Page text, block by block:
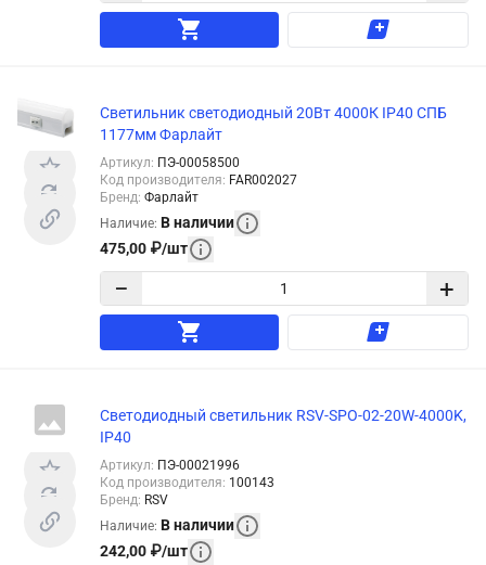
Светильник светодиодный 20Вт 4000К IP40 СПБ
1177мм Фарлайт
Артикул: ПЭ-00058500
Код производителя: FAR002027
Бренд: Фарлайт
Наличие: В наличии
475,00 ₽/шт
− +
Светодиодный светильник RSV-SPO-02-20W-4000K,
IP40
Артикул: ПЭ-00021996
Код производителя: 100143
Бренд: RSV
Наличие: В наличии
242,00 ₽/шт